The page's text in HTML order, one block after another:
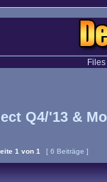
Files
Q4/'13 &
1 von 1 [ 6 Beiträge ]